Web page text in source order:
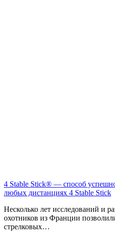
4 Stable Stick® — способ
любых дистанциях 4 Stable Stick
Несколько лет исследований и
охотников из Франции
стрелковых…